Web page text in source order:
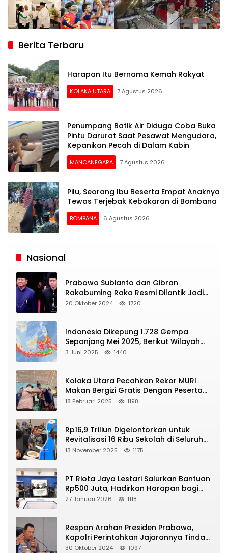
Berita Terbaru
Harapan Itu Bernama Kemah Rakyat
KOLAKA UTARA 7 Agustus 2026
Penumpang Batik Air Diduga Coba Buka
Pintu Darurat Saat Pesawat Mengudara,
Kepanikan Pecah di Dalam Kabin
MANCANEGARA 7 Agustus 2026
Pilu, Seorang Ibu Beserta Empat Anaknya
Tewas Terjebak Kebakaran di Bombana
BOMBANA 6 Agustus 2026
Siaran
Nasional
Prabowo Subianto dan Gibran
Rakabuming Raka Resmi Dilantik Jadi
Presiden dan Wapres RI
20 Oktober 2024 1720
Indonesia Dikepung 1.728 Gempa
Sepanjang Mei 2025, Berikut Wilayah
Yang Intens Diguncang!
3 Juni 2025 1440
Kolaka Utara Pecahkan Rekor MURI
Makan Bergizi Gratis Dengan Peserta
Terbanyak
18 Februari 2025 1198
Rp16,9 Triliun Digelontorkan untuk
Revitalisasi 16 Ribu Sekolah di Seluruh
Indonesia
13 November 2025 1175
PT Riota Jaya Lestari Salurkan Bantuan
Rp500 Juta, Hadirkan Harapan bagi
Korban Bencana di Sumatera
27 Januari 2026 1118
Respon Arahan Presiden Prabowo,
Kapolri Perintahkan Jajarannya Tindak
Tegas Pelaku Judi Online
30 Oktober 2024 1097